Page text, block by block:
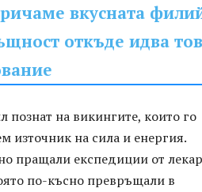
вкусната
откъде идва
познат на викингите, които го
източник на сила и енергия.
пращали експедиции от
по-късно превръщали в